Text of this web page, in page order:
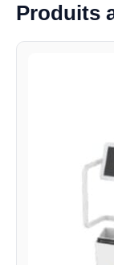
Produits